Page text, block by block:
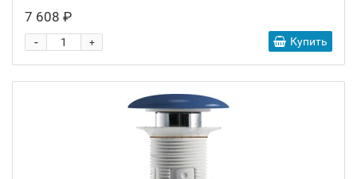
7 608 ₽
+
- Купить